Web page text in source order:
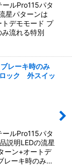
ルPro115パタ
星パターンは
デモモード プ
流れる特別
レーキ時のみ
ック 外スイッ
ルPro115パタ
説明LEDの流星
ーン+オートデ
レーキ時のみ…